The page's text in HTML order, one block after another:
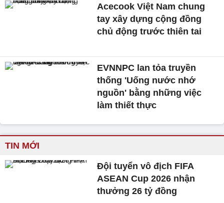
Acecook Việt Nam chung
tay xây dựng cộng đồng
chủ động trước thiên tai
EVNNPC lan tỏa truyền
thống 'Uống nước nhớ
nguồn' bằng những việc
làm thiết thực
TIN MỚI
Đội tuyển vô địch FIFA
ASEAN Cup 2026 nhận
thưởng 26 tỷ đồng